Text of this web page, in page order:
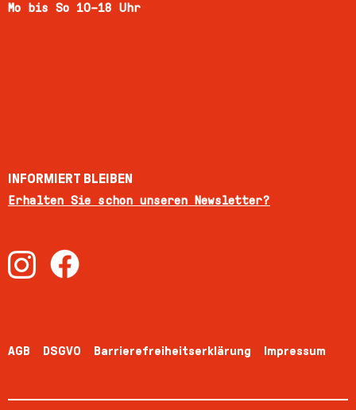
Mo bis So 10–18 Uhr
INFORMIERT BLEIBEN
Erhalten Sie schon unseren Newsletter?
AGB DSGVO Barrierefreiheitserklärung Impressum